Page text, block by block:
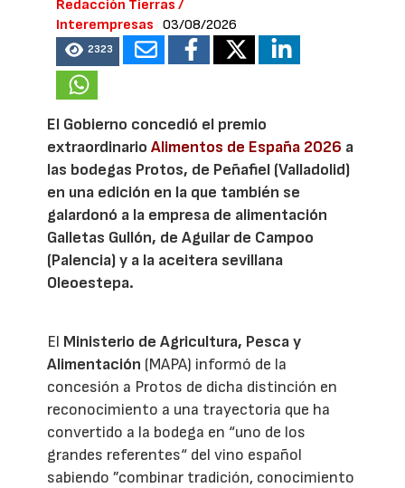
Redacción Tierras /
Interempresas
03/08/2026
2323
El Gobierno concedió el premio
extraordinarioAlimentos de España 2026 a
las bodegas Protos, de Peñafiel (Valladolid)
en una edición en la que también se
galardonó a la empresa de alimentación
Galletas Gullón, de Aguilar de Campoo
(Palencia) y a la aceitera sevillana
Oleoestepa.
El Ministerio de Agricultura, Pesca y
Alimentación (MAPA) informó de la
concesión a Protos de dicha distinción en
reconocimiento a una trayectoria que ha
convertido a la bodega en “uno de los
grandes referentes“ del vino español
sabiendo ”combinar tradición, conocimiento